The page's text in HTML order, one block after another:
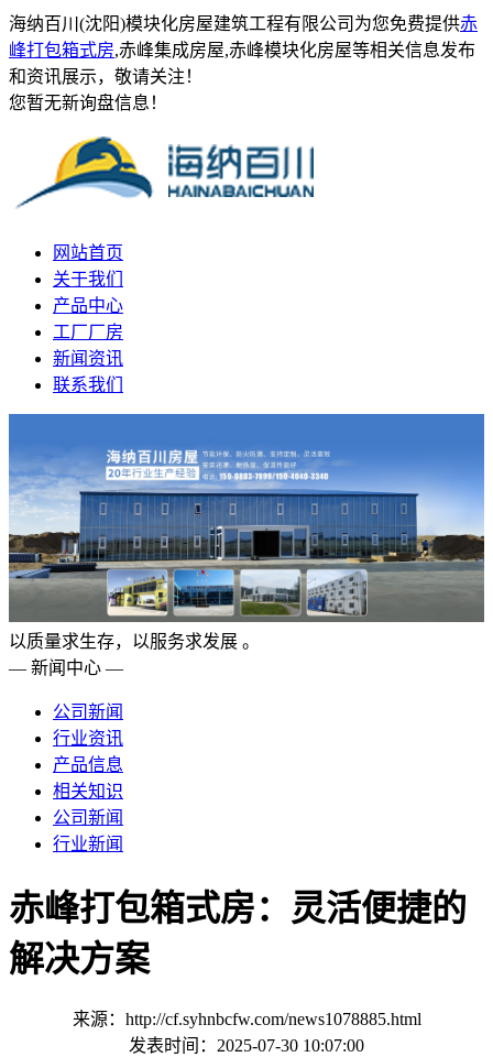
海纳百川(沈阳)模块化房屋建筑工程有限公司为您免费提供赤
峰打包箱式房,赤峰集成房屋,赤峰模块化房屋等相关信息发布
和资讯展示，敬请关注！
您暂无新询盘信息！
网站首页
关于我们
产品中心
工厂厂房
新闻资讯
联系我们
以质量求生存，以服务求发展 。
— 新闻中心 —
公司新闻
行业资讯
产品信息
相关知识
公司新闻
行业新闻
赤峰打包箱式房：灵活便捷的
解决方案
来源：http://cf.syhnbcfw.com/news1078885.html
发表时间：2025-07-30 10:07:00